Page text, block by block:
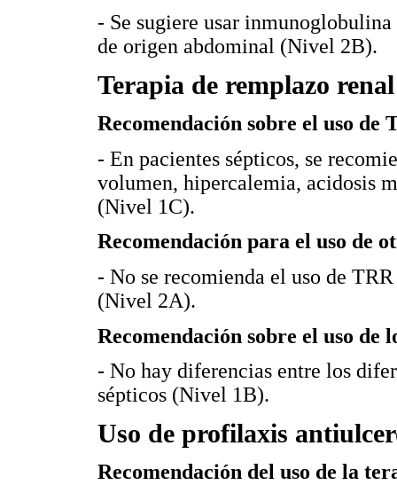
- Se sugiere usar
de origen abdominal (Nivel 2B).
Terapia de remplazo renal
Recomendación sobre el uso de
- En pacientes sépticos, se
volumen, hipercalemia, acidosis
(Nivel 1C).
Recomendación para el uso de
- No se recomienda el uso de
(Nivel 2A).
Recomendación sobre el uso de
- No hay diferencias entre los
sépticos (Nivel 1B).
Uso de profilaxis
Recomendación del uso de la